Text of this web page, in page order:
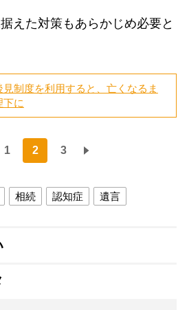
えた対策もあらかじめ必要と
制度を利用すると、亡くなるま
下に
1 2 3
相続 認知症 遺言